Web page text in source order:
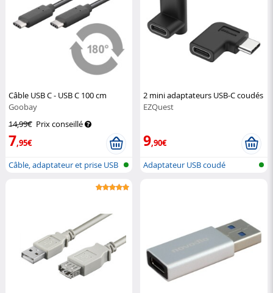
Câble USB C - USB C 100 cm
Goobay
14,99€ Prix conseillé
7,95€
Câble, adaptateur et prise USB
2 mini adaptateurs USB-C coudés
EZQuest
9,90€
Adaptateur USB coudé